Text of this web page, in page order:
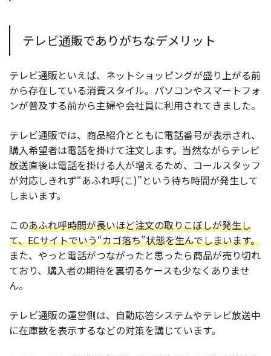
テレビ通販でありがちなデメリット
テレビ通販といえば、ネットショッピングが盛り上がる前
から存在している消費スタイル。パソコンやスマートフォ
ンが普及する前から主婦や会社員に利用されてきました。
テレビ通販では、商品紹介とともに電話番号が表示され、
購入希望者は電話を掛けて注文します。当然ながらテレビ
放送直後は電話を掛ける人が増えるため、コールスタッフ
が対応しきれず“あふれ呼(こ)”という待ち時間が発生して
しまいます。
このあふれ呼時間が長いほど注文の取りこぼしが発生し
て、ECサイトでいう“カゴ落ち”状態を生んでしまいます。
また、やっと電話がつながったと思ったら商品が売り切れ
ており、購入者の期待を裏切るケースも少なくありませ
ん。
テレビ通販の運営側は、自動応答システムやテレビ放送中
に在庫数を表示するなどの対策を講じています。